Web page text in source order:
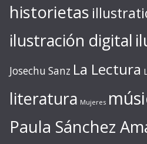
historietas
ilustración digital
Josechu Sanz La Lectura
literatura Mujeres
Paula Sánchez